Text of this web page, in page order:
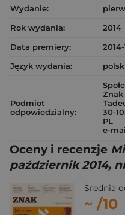
Wydanie:
Rok wydania:
2014
Data premiery:
Język wydania:
Podmiot
odpowiedzialny:
Znak
30-
PL
e-
Oceny i recenzje
październik 2014,
Średnia
~ /10